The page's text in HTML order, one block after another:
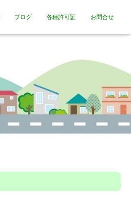
ブログ 各種許可証 お問合せ